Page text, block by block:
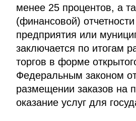
менее 25 процентов, а
(финансовой)
предприятия или
заключается по итогам
торгов в форме
Федеральным законом
размещении заказов на
оказание услуг для